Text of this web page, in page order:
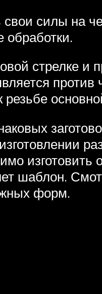
силы на
стрелке и
против
изготовить
шаблон.
форм.